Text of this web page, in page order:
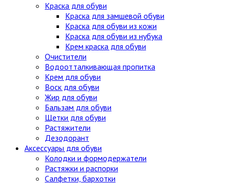
Краска для обуви
Краска для замшевой обуви
Краска для обуви из кожи
Краска для обуви из нубука
Крем краска для обуви
Очистители
Водоотталкивающая пропитка
Крем для обуви
Воск для обуви
Жир для обуви
Бальзам для обуви
Щетки для обуви
Растяжители
Дезодорант
Аксессуары для обуви
Колодки и формодержатели
Растяжки и распорки
Салфетки, бархотки